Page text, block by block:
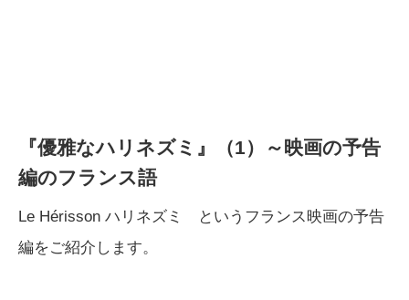
『優雅なハリネズミ』（1）～映画の予告
編のフランス語
Le Hérisson ハリネズミ というフランス映画の予告
編をご紹介します。